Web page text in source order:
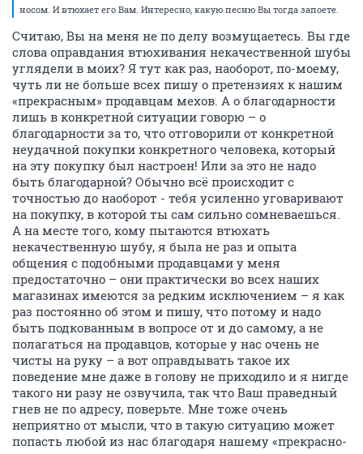
носом. И втюхает его Вам. Интересно, какую песню Вы тогда запоете.
Считаю, Вы на меня не по делу возмущаетесь. Вы где
слова оправдания втюхивания некачественной шубы
углядели в моих? Я тут как раз, наоборот, по-моему,
чуть ли не больше всех пишу о претензиях к нашим
«прекрасным» продавцам мехов. А о благодарности
лишь в конкретной ситуации говорю – о
благодарности за то, что отговорили от конкретной
неудачной покупки конкретного человека, который
на эту покупку был настроен! Или за это не надо
быть благодарной? Обычно всё происходит с
точностью до наоборот - тебя усиленно уговаривают
на покупку, в которой ты сам сильно сомневаешься.
А на месте того, кому пытаются втюхать
некачественную шубу, я была не раз и опыта
общения с подобными продавцами у меня
предостаточно – они практически во всех наших
магазинах имеются за редким исключением – я как
раз постоянно об этом и пишу, что потому и надо
быть подкованным в вопросе от и до самому, а не
полагаться на продавцов, которые у нас очень не
чисты на руку – а вот оправдывать такое их
поведение мне даже в голову не приходило и я нигде
такого ни разу не озвучила, так что Ваш праведный
гнев не по адресу, поверьте. Мне тоже очень
неприятно от мысли, что в такую ситуацию может
попасть любой из нас благодаря нашему «прекрасно-